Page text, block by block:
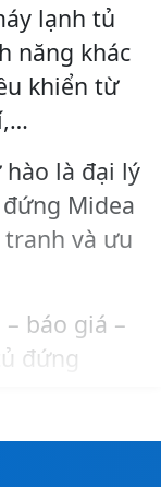
lạnh tủ
năng khác
khiển từ
là đại lý
Midea
và ưu
báo giá –
đứng